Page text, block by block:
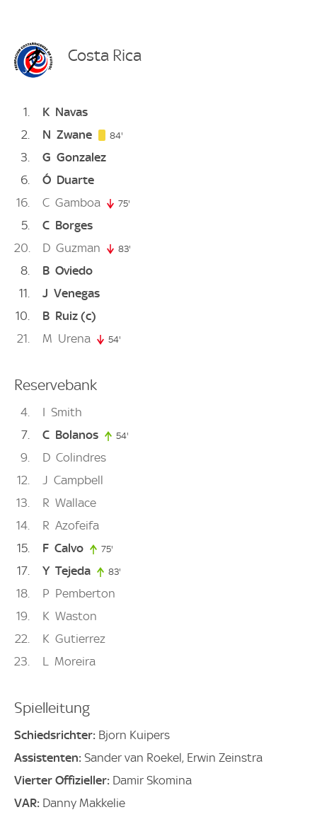
Costa Rica
1 K Navas
2
N Zwane 84'
3 G Gonzalez
6
Ó Duarte
16
C Gamboa 75'
5 C Borges
20
D Guzman 83'
8 B Oviedo
11
J Venegas
10
B Ruiz (c)
21
M Urena 54'
Reservebank
4 I Smith
7
C Bolanos 54'
9 D Colindres
12
J Campbell
13
R Wallace
14
R Azofeifa
15
F Calvo 75'
17 Y Tejeda 83'
18 P Pemberton
19
K Waston
22
K Gutierrez
23
L Moreira
Spielleitung
Schiedsrichter: Bjorn Kuipers
Assistenten: Sander van Roekel, Erwin Zeinstra
Vierter Offizieller: Damir Skomina
VAR: Danny Makkelie